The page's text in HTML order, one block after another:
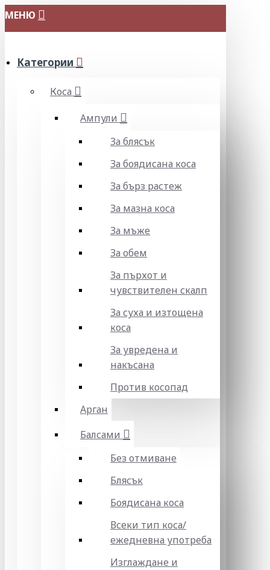
МЕНЮ
Категории
Коса
Ампули
За блясък
За боядисана коса
За бърз растеж
За мазна коса
За мъже
За обем
За пърхот и
чувствителен скалп
За суха и изтощена
коса
За увредена и
накъсана
Против косопад
Арган
Балсами
Без отмиване
Блясък
Боядисана коса
Всеки тип коса/
ежедневна употреба
Изглаждане и